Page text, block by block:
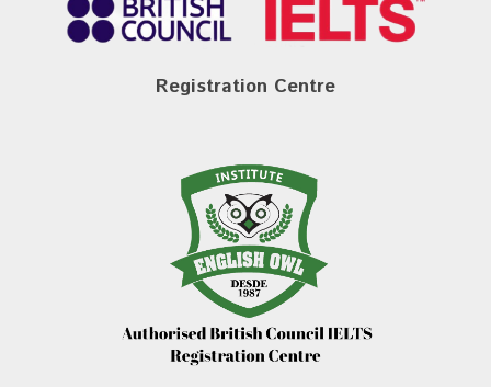
Registration Centre